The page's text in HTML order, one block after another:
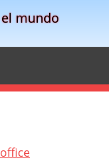
mundo